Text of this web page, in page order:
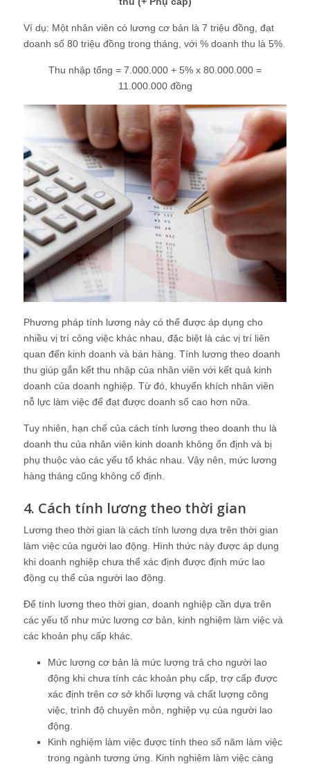
Ví dụ: Một nhân viên có lương cơ bản là 7 triệu đồng, đạt
doanh số 80 triệu đồng trong tháng, với % doanh thu là 5%.
Thu nhập tổng = 7.000.000 + 5% x 80.000.000 =
11.000.000 đồng
Phương pháp tính lương này có thể được áp dụng cho
nhiều vị trí công việc khác nhau, đặc biệt là các vị trí liên
quan đến kinh doanh và bán hàng. Tính lương theo doanh
thu giúp gắn kết thu nhập của nhân viên với kết quả kinh
doanh của doanh nghiệp. Từ đó, khuyến khích nhân viên
nỗ lực làm việc để đạt được doanh số cao hơn nữa.
Tuy nhiên, hạn chế của cách tính lương theo doanh thu là
doanh thu của nhân viên kinh doanh không ổn định và bị
phụ thuộc vào các yếu tố khác nhau. Vậy nên, mức lương
hàng tháng cũng không cố định.
4. Cách tính lương theo thời gian
Lương theo thời gian là cách tính lương dựa trên thời gian
làm việc của người lao động. Hình thức này được áp dụng
khi doanh nghiệp chưa thể xác định được định mức lao
động cụ thể của người lao động.
Để tính lương theo thời gian, doanh nghiệp cần dựa trên
các yếu tố như mức lương cơ bản, kinh nghiệm làm việc và
các khoản phụ cấp khác.
Mức lương cơ bản là mức lương trả cho người lao
động khi chưa tính các khoản phụ cấp, trợ cấp được
xác định trên cơ sở khối lượng và chất lượng công
việc, trình độ chuyên môn, nghiệp vụ của người lao
động.
Kinh nghiệm làm việc được tính theo số năm làm việc
trong ngành tương ứng. Kinh nghiệm làm việc càng